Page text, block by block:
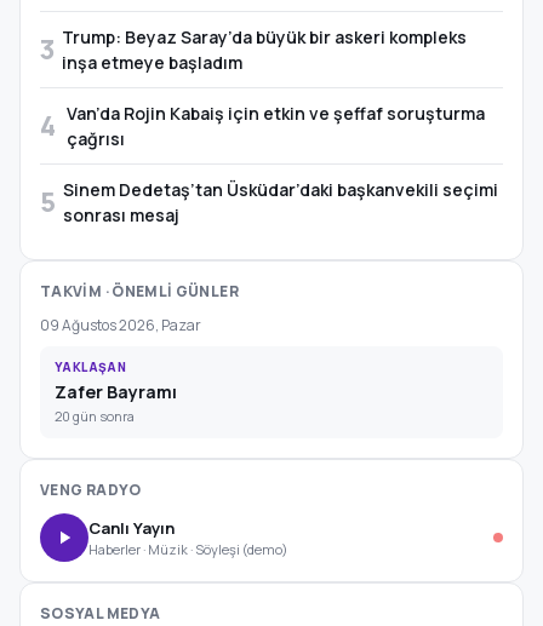
3 Trump: Beyaz Saray’da büyük bir askeri kompleks
inşa etmeye başladım
4 Van’da Rojin Kabaiş için etkin ve şeffaf soruşturma
çağrısı
5 Sinem Dedetaş’tan Üsküdar’daki başkanvekili seçimi
sonrası mesaj
TAKVİM · ÖNEMLİ GÜNLER
09 Ağustos 2026, Pazar
YAKLAŞAN
Zafer Bayramı
20 gün sonra
VENG RADYO
Canlı Yayın
Haberler · Müzik · Söyleşi (demo)
SOSYAL MEDYA